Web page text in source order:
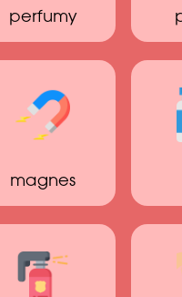
perfumy
magnes